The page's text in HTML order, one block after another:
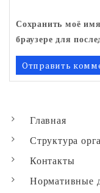
Сохранить моё
браузере для
Главная
Структура
Контакты
Нормативные